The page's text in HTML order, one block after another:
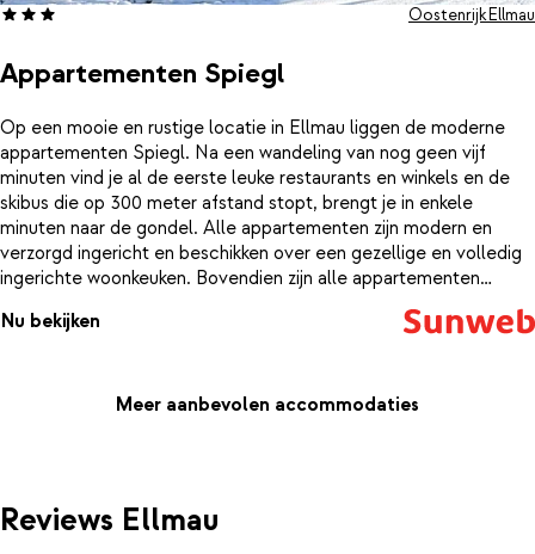
Appartementen Spiegl
OostenrijkEllmau
Op een mooie en rustige locatie in Ellmau liggen de moderne
appartementen Spiegl. Na een wandeling van nog geen vijf
minuten vind je al de eerste leuke restaurants en winkels en de
skibus die op 300 meter afstand stopt, brengt je in enkele
minuten naar de gondel. Alle appartementen zijn modern en
verzorgd ingericht en beschikken over een gezellige en volledig
ingerichte woonkeuken. Bovendien zijn alle appartementen
besneeuwde bergen.
Nu bekijken
Meer aanbevolen accommodaties
Reviews Ellmau